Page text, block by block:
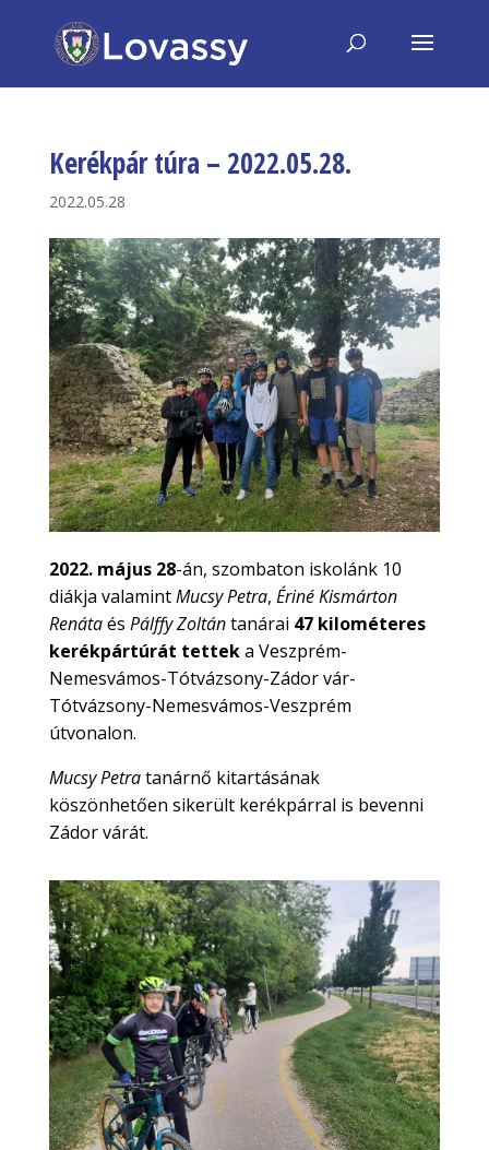
Kerékpár túra – 2022.05.28.
2022.05.28
2022. május 28-án, szombaton iskolánk 10
diákja valamintMucsy Petra, Ériné Kismárton
Renátaés Pálffy Zoltántanárai 47 kilométeres
kerékpártúrát tetteka Veszprém-
Nemesvámos-Tótvázsony-Zádor vár-
Tótvázsony-Nemesvámos-Veszprém
útvonalon.
Mucsy Petratanárnő kitartásának
köszönhetően sikerült kerékpárral is bevenni
Zádor várát.